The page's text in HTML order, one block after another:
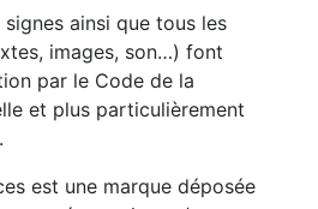
ainsi que tous les
images, son…) font
par le Code de la
et plus particulièrement
est une marque déposée